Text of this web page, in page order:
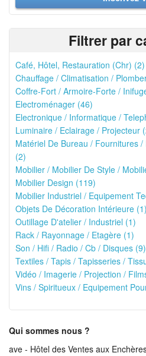
Filtrer par
Café, Hôtel, Restauration (Chr) (2)
Chauffage / Climatisation /
Coffre-Fort / Armoire-Forte /
Electroménager (46)
Electronique / Informatique /
Luminaire / Eclairage / Projecteur
Matériel De Bureau / Fournitures
(2)
Mobilier / Mobilier De Style /
Mobilier Design (119)
Mobilier Industriel / Equipement
Objets De Décoration Intérieure (1)
Outillage D'atelier / Industriel (1)
Rack / Rayonnage / Etagère (1)
Son / Hifi / Radio / Cb / Disques (9)
Textiles / Tapis / Tapisseries /
Vidéo / Imagerie / Projection /
Vins / Spiritueux / Equipement
Qui sommes nous ?
ave - Hôtel des Ventes aux